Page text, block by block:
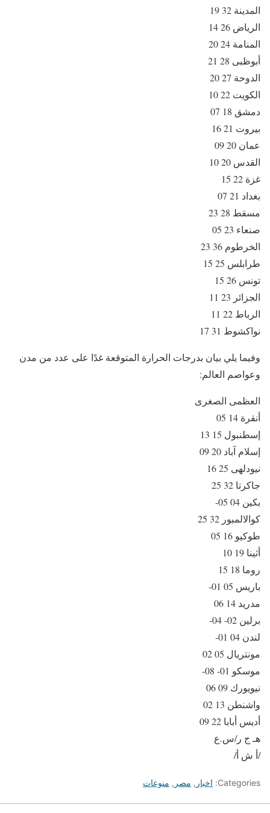
المدينة 32 19
الرياض 26 14
المنامة 24 20
أبوظبى 28 21
الدوحة 27 20
الكويت 22 10
دمشق 18 07
بيروت 21 16
عمان 20 09
القدس 20 10
غزة 22 15
بغداد 21 07
مسقط 28 23
صنعاء 23 05
الخرطوم 36 23
طرابلس 25 15
تونس 26 15
الجزائر 23 11
الرباط 22 11
نواكشوط 31 17
وفيما يلي بيان بدرجات الحرارة المتوقعة غدًا على عدد من مدن
وعواصم العالم:
العظمى الصغرى
أنقرة 14 05
إسطنبول 15 13
إسلام آباد 20 09
نيودلهى 25 16
جاكرتا 32 25
بكين 04 05-
كوالالمبور 32 25
طوكيو 16 05
أثينا 19 10
روما 18 15
باريس 05 01-
مدريد 14 06
برلين 02- 04-
لندن 04 01-
مونتريال 05 02
موسكو 01- 08-
نيويورك 09 06
واشنطن 13 02
أديس أبابا 22 09
هـ ج ر/س.ع
/أ ش أ/
Categories: اخبار , مصر , منوعات